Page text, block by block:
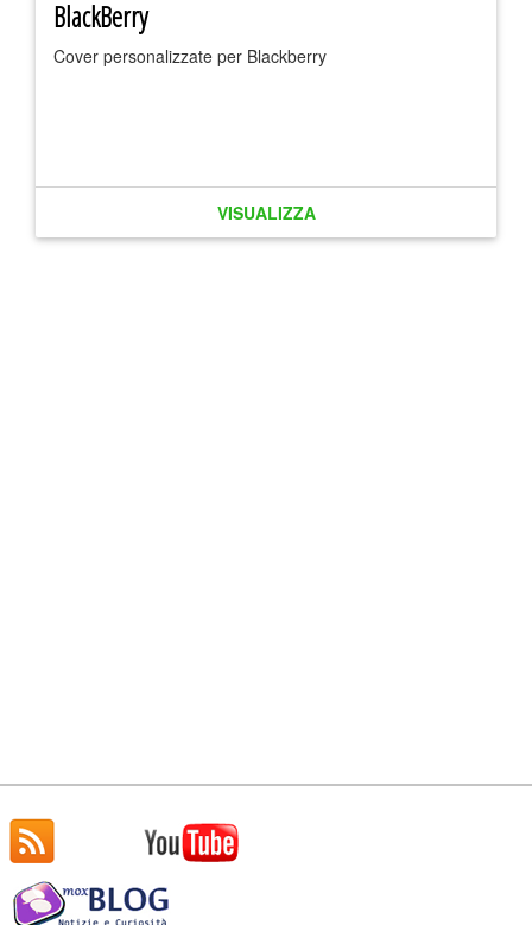
BlackBerry
Cover personalizzate per Blackberry
VISUALIZZA